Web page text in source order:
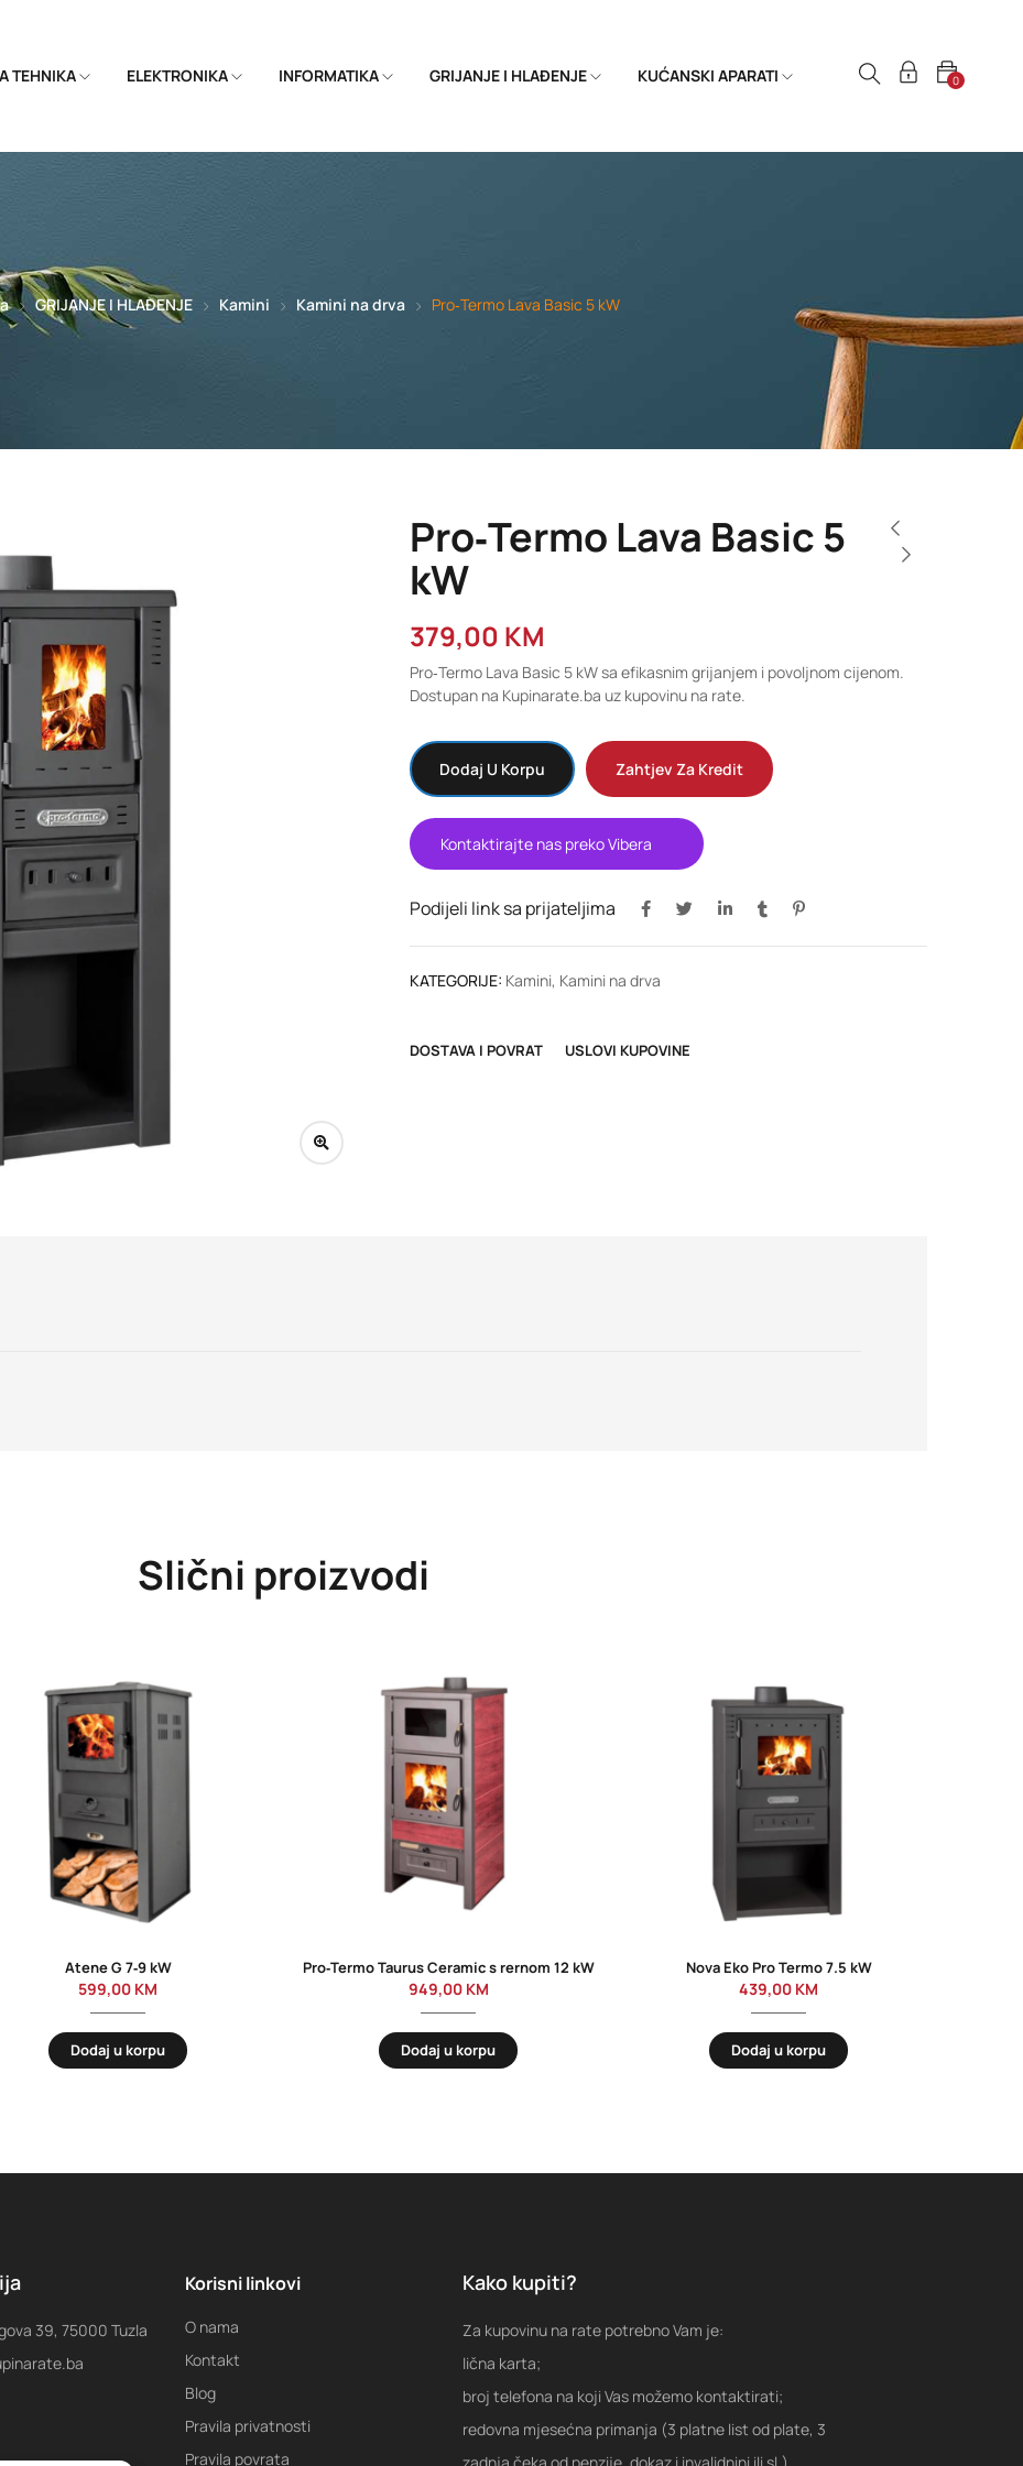
TEHNIKA ELEKTRONIKA INFORMATIKA GRIJANJE I HLAĐENJE KUĆANSKI APARATI 0
GRIJANJE I HLAĐENJE Kamini Kamini na drva Pro‑Termo Lava Basic 5 kW
Pro‑Termo Lava Basic 5
kW
379,00 KM
Pro‑Termo Lava Basic 5 kW sa efikasnim grijanjem i povoljnom cijenom.
Dostupan na Kupinarate.ba uz kupovinu na rate.
Dodaj U Korpu Zahtjev Za Kredit
Kontaktirajte nas preko Vibera
Podijeli link sa prijateljima
KATEGORIJE: Kamini, Kamini na drva
DOSTAVA I POVRAT USLOVI KUPOVINE
Slični proizvodi
Atene G 7‑9 kW
599,00 KM
Dodaj u korpu
Pro‑Termo Taurus Ceramic s rernom 12 kW
949,00 KM
Dodaj u korpu
Nova Eko Pro Termo 7.5 kW
439,00 KM
Dodaj u korpu
39, 75000 Tuzla
Korisni linkovi
O nama
Kontakt
Blog
Pravila privatnosti
Pravila povrata
Kako kupiti?
Za kupovinu na rate potrebno Vam je:
lična karta;
broj telefona na koji Vas možemo kontaktirati;
redovna mjesećna primanja (3 platne list od plate, 3